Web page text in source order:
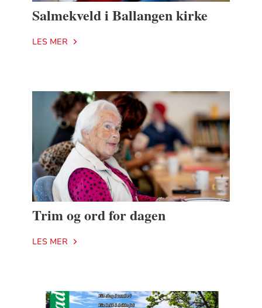
Salmekveld i Ballangen kirke
LES MER
Trim og ord for dagen
LES MER